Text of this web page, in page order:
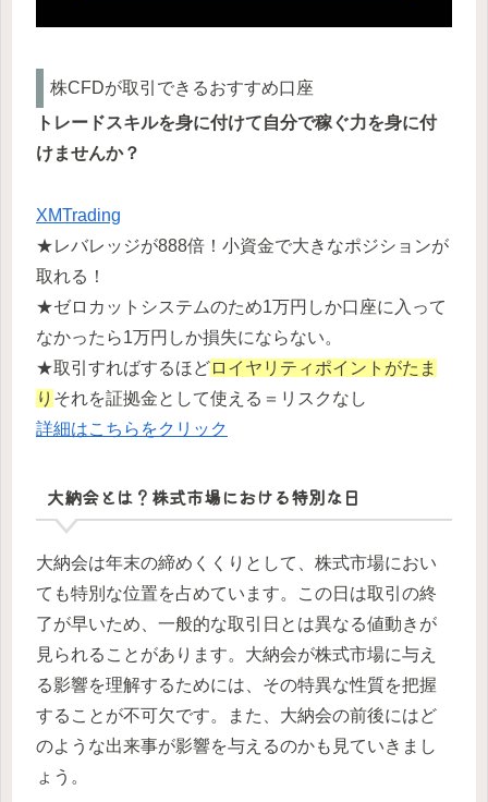
株CFDが取引できるおすすめ口座
トレードスキルを身に付けて自分で稼ぐ力を身に付
けませんか？
XMTrading
★レバレッジが888倍！小資金で大きなポジションが
取れる！
★ゼロカットシステムのため1万円しか口座に入って
なかったら1万円しか損失にならない。
★取引すればするほどロイヤリティポイントがたま
り それを証拠金として使える＝リスクなし
詳細はこちらをクリック
大納会とは？株式市場における特別な日
大納会は年末の締めくくりとして、株式市場におい
ても特別な位置を占めています。この日は取引の終
了が早いため、一般的な取引日とは異なる値動きが
見られることがあります。大納会が株式市場に与え
る影響を理解するためには、その特異な性質を把握
することが不可欠です。また、大納会の前後にはど
のような出来事が影響を与えるのかも見ていきまし
ょう。